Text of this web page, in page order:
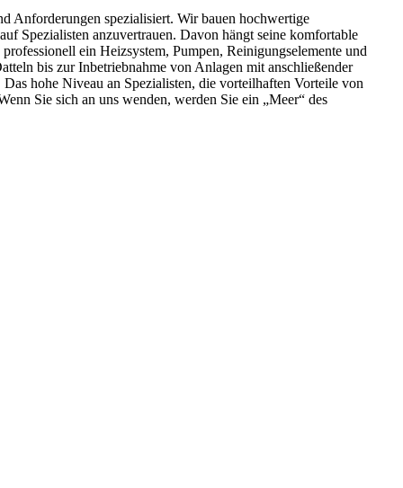
Anforderungen spezialisiert. Wir bauen hochwertige
Spezialisten anzuvertrauen. Davon hängt seine komfortable
ein Heizsystem, Pumpen, Reinigungselemente und
bis zur Inbetriebnahme von Anlagen mit anschließender
hohe Niveau an Spezialisten, die vorteilhaften Vorteile von
Sie sich an uns wenden, werden Sie ein „Meer“ des